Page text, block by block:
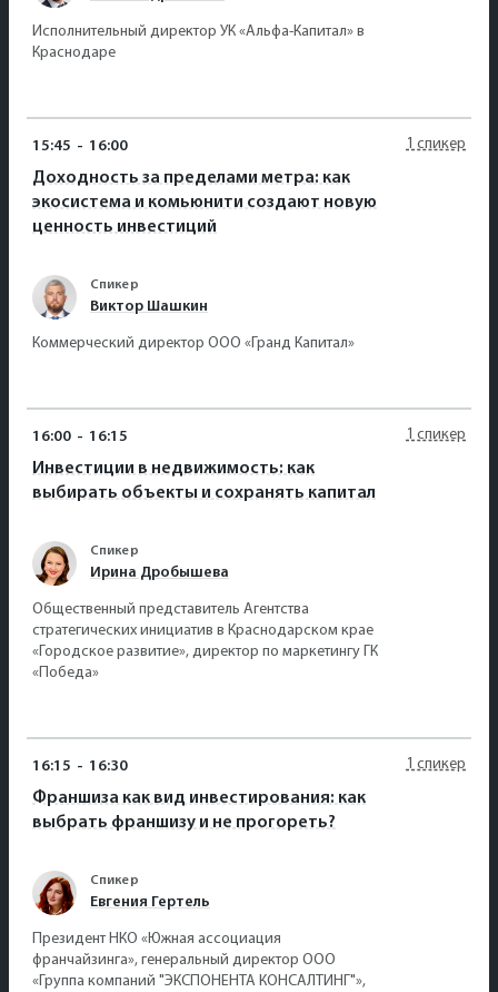
Исполнительный директор УК «Альфа-Капитал» в
Краснодаре
15:45 - 16:00
Доходность за пределами метра: как
экосистема и комьюнити создают новую
ценность инвестиций
1 спикер
Спикер
Виктор Шашкин
Коммерческий директор ООО «Гранд Капитал»
16:00 - 16:15
Инвестиции в недвижимость: как
выбирать объекты и сохранять капитал
1 спикер
Спикер
Ирина Дробышева
Общественный представитель Агентства
стратегических инициатив в Краснодарском крае
«Городское развитие», директор по маркетингу ГК
«Победа»
16:15 - 16:30
Франшиза как вид инвестирования: как
выбрать франшизу и не прогореть?
1 спикер
Спикер
Евгения Гертель
Президент НКО «Южная ассоциация
франчайзинга», генеральный директор ООО
«Группа компаний "ЭКСПОНЕНТА КОНСАЛТИНГ"»,